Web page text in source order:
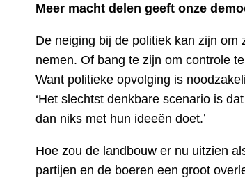
Meer macht delen geeft onze
De neiging bij de politiek kan zijn om
nemen. Of bang te zijn om controle
Want politieke opvolging is
‘Het slechtst denkbare scenario is
dan niks met hun ideeën doet.’
Hoe zou de landbouw er nu uitzien
partijen en de boeren een groot